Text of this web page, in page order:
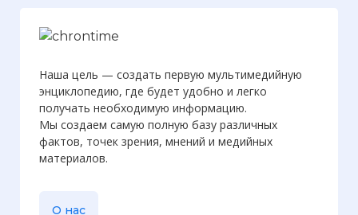
Наша цель — создать первую мультимедийную
энциклопедию, где будет удобно и легко
получать необходимую информацию.
Мы создаем самую полную базу различных
фактов, точек зрения, мнений и медийных
материалов.
О нас